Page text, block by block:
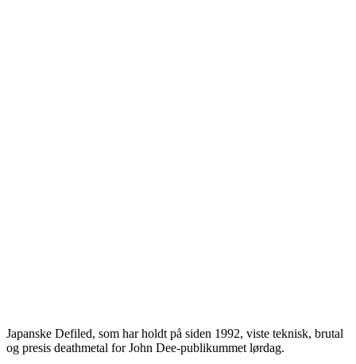
Japanske Defiled, som har holdt på siden 1992, viste teknisk, brutal
og presis deathmetal for John Dee-publikummet lørdag.